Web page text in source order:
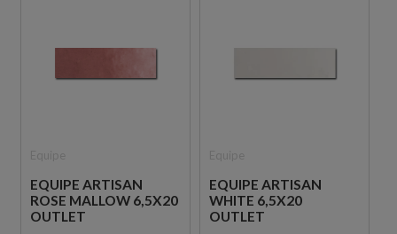
EQUIPE ARTISAN
ROSE MALLOW 6,5X20
OUTLET
EQUIPE ARTISAN
WHITE 6,5X20
OUTLET